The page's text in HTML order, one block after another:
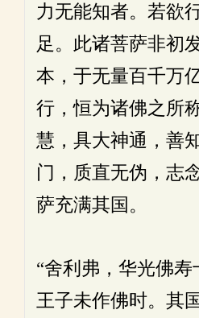
力无能知者。若欲
足。此诸菩萨非初
本，于无量百千万
行，恒为诸佛之所
慧，具大神通，善
门，质直无伪，志
萨充满其国。
“舍利弗，华光佛
王子未作佛时。其